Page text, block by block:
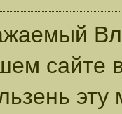
сайте
эту